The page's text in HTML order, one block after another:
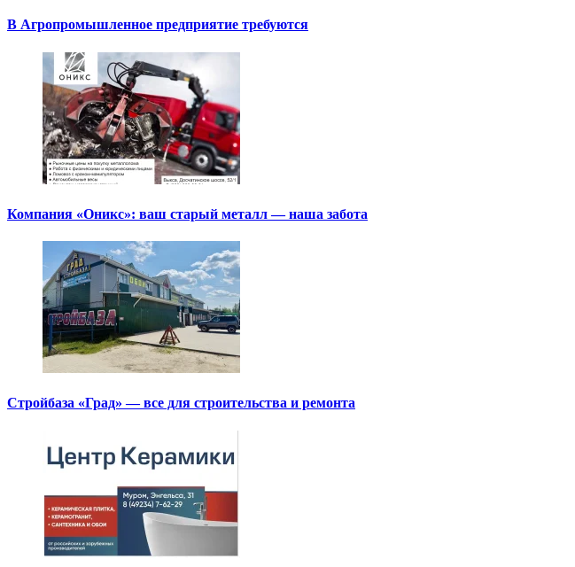
В Агропромышленное предприятие требуются
Компания «Оникс»: ваш старый металл — наша забота
Стройбаза «Град» — все для строительства и ремонта